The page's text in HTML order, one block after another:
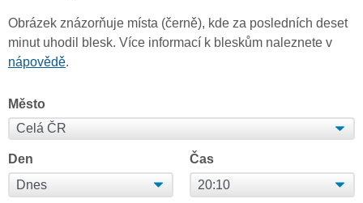
Obrázek znázorňuje místa (černě), kde za posledních deset
minut uhodil blesk. Více informací k bleskům naleznete v
nápovědě.
Město
Den Čas